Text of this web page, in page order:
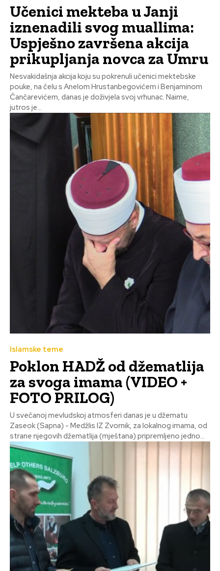
Učenici mekteba u Janji
iznenadili svog muallima:
Uspješno završena akcija
prikupljanja novca za Umru
Nesvakidašnja akcija koju su pokrenuli učenici mektebske
pouke, na čelu s Anelom Hrustanbegovićem i Benjaminom
Čančarevićem, danas je doživjela svoj vrhunac. Naime,
jutros je...
Islamske teme
Poklon HADŽ od džematlija
za svoga imama (VIDEO +
FOTO PRILOG)
U svečanoj mevludskoj atmosferi danas je u džematu
Zaseok (Sapna) - Medžlis IZ Zvornik, za lokalnog imama, od
strane njegovih džematlija (mještana) pripremljeno jedno...